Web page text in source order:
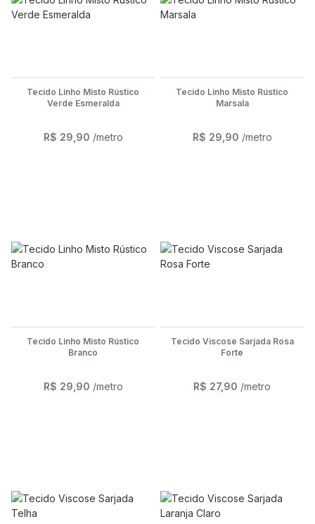
Tecido Linho Misto Rústico
Verde Esmeralda
R$ 29,90 /metro
Tecido Linho Misto Rústico
Marsala
R$ 29,90 /metro
Tecido Linho Misto Rústico
Branco
R$ 29,90 /metro
Tecido Viscose Sarjada Rosa
Forte
R$ 27,90 /metro